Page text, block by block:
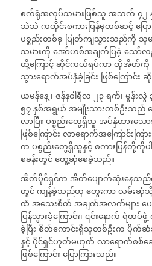
စက်ရုံအလုပ်သမားဖြစ်သူ အသက် ၄၂
သဲသဲ ကထိုင်းစကားပြန်မှတစ်ဆင့် ပြော
ပစ္စည်းတစ်ခု ပြုတ်ကျသွားသည်ကို သူမ
သမားကို အော်ဟစ်အချက်ပြခဲ့ သော်လည်
ထို့ကြောင့် ဆိုင်ကယ်ရပ်ကာ ထိုအိတ်ကို က
သွားရောက်အပ်နှံခဲ့ခြင်း ဖြစ်ကြောင်း
ယမန်နေ့ ၊ ဇန်နဝါရီလ ၂၃ ရက်၊ မွန်
၅၇ နှစ်အရွယ် အမျိုးသားတစ်ဦးသည် န
လာပြီး ပစ္စည်းတွေ့ရှိသူ အပ်နှံထားသ
ဖြစ်ကြောင်း လာရောက်အကြောင်းက
က ပစ္စည်းတွေ့ရှိသူနှင့် စကားပြန်တို့ကို
စခန်းတွင် တွေ့ဆုံစေခဲ့သည်။
အိတ်ပိုင်ရှင်က အိတ်ပျောက်ဆုံးနေသ
တွင် ကျန်ခဲ့သည်ဟု တွေးကာ လမ်းဆုံသို့ အ
ထံ အသေးစိတ် အချက်အလက်များ ပ
ပြန်သွားခဲ့ကြောင်း၊ ၎င်းနောက်
ခဲ့ပြီး စိတ်ကောင်းရှိသူတစ်ဦးက ပိုက်
နှင့် ပိုင်ရှင်ဟုတ်မဟုတ် လာရောက်စစ်ဆေး
ဖြစ်ကြောင်း ပြောကြားသည်။